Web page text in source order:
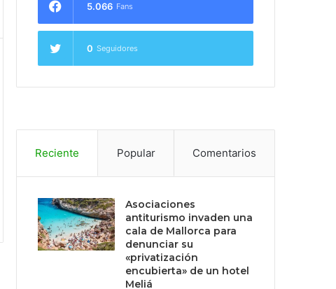
5.066 Fans
0 Seguidores
Reciente Popular Comentarios
Asociaciones
antiturismo invaden una
cala de Mallorca para
denunciar su
«privatización
encubierta» de un hotel
Meliá